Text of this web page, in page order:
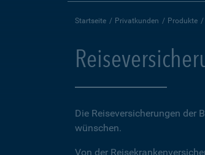
Startseite Privatkunden Produkte
Die Reiseversicherungen der
wünschen.
Von der